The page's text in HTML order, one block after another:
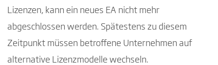
Lizenzen, kann ein neues EA nicht mehr
abgeschlossen werden. Spätestens zu diesem
Zeitpunkt müssen betroffene Unternehmen auf
alternative Lizenzmodelle wechseln.